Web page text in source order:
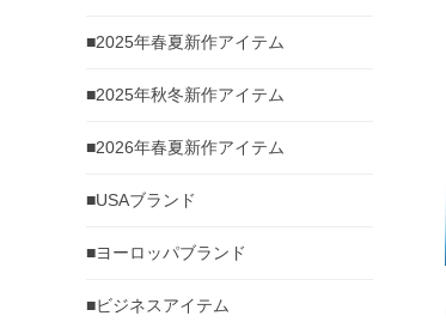
■2025年春夏新作アイテム
■2025年秋冬新作アイテム
■2026年春夏新作アイテム
■USAブランド
■ヨーロッパブランド
■ビジネスアイテム